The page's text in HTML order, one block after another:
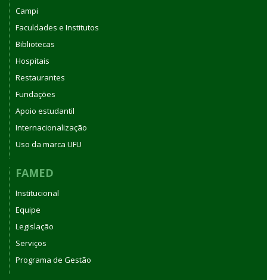
Campi
Faculdades e Institutos
Bibliotecas
Hospitais
Restaurantes
Fundações
Apoio estudantil
Internacionalização
Uso da marca UFU
FAMED
Institucional
Equipe
Legislação
Serviços
Programa de Gestão